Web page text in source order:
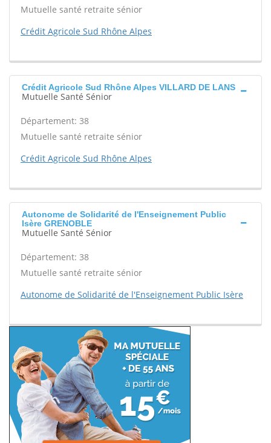
Mutuelle santé retraite sénior
Crédit Agricole Sud Rhône Alpes
Crédit Agricole Sud Rhône Alpes VILLARD DE LANS
Mutuelle Santé Sénior
Département: 38
Mutuelle santé retraite sénior
Crédit Agricole Sud Rhône Alpes
Autonome de Solidarité de l'Enseignement Public
Isère GRENOBLE
Mutuelle Santé Sénior
Département: 38
Mutuelle santé retraite sénior
Autonome de Solidarité de l'Enseignement Public Isère